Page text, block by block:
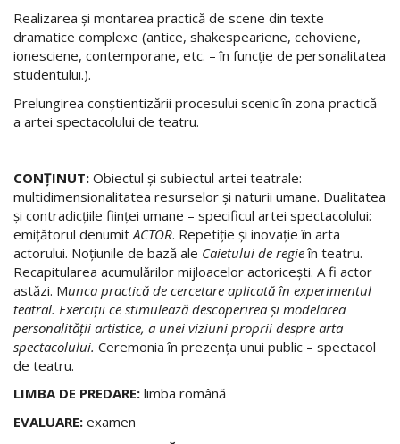
Realizarea şi montarea practică de scene din texte
dramatice complexe (antice, shakespeariene, cehoviene,
ionesciene, contemporane, etc. – în funcţie de personalitatea
studentului.).
Prelungirea conştientizării procesului scenic în zona practică
a artei spectacolului de teatru.
CONŢINUT: Obiectul şi subiectul artei teatrale:
multidimensionalitatea resurselor şi naturii umane. Dualitatea
şi contradicţiile fiinţei umane – specificul artei spectacolului:
emiţătorul denumit ACTOR. Repetiţie şi inovaţie în arta
actorului. Noţiunile de bază ale Caietului de regieîn teatru.
Recapitularea acumulărilor mijloacelor actoriceşti. A fi actor
astăzi. Munca practică de cercetare aplicată în experimentul
teatral. Exerciţii ce stimulează descoperirea şi modelarea
personalităţii artistice, a unei viziuni proprii despre arta
spectacolului. Ceremonia în prezenţa unui public – spectacol
de teatru.
LIMBA DE PREDARE: limba română
EVALUARE: examen